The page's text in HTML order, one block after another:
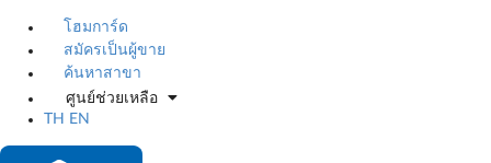
โฮมการ์ด
สมัครเป็นผู้ขาย
ค้นหาสาขา
ศูนย์ช่วยเหลือ
TH
EN